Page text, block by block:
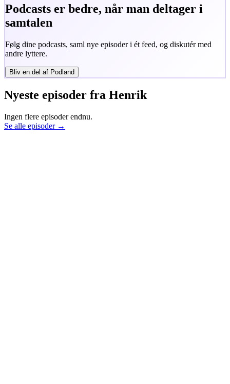
Podcasts er bedre, når man deltager i
samtalen
Følg dine podcasts, saml nye episoder i ét feed, og diskutér med
andre lyttere.
Bliv en del af Podland
Nyeste episoder fra Henrik
Ingen flere episoder endnu.
Se alle episoder →